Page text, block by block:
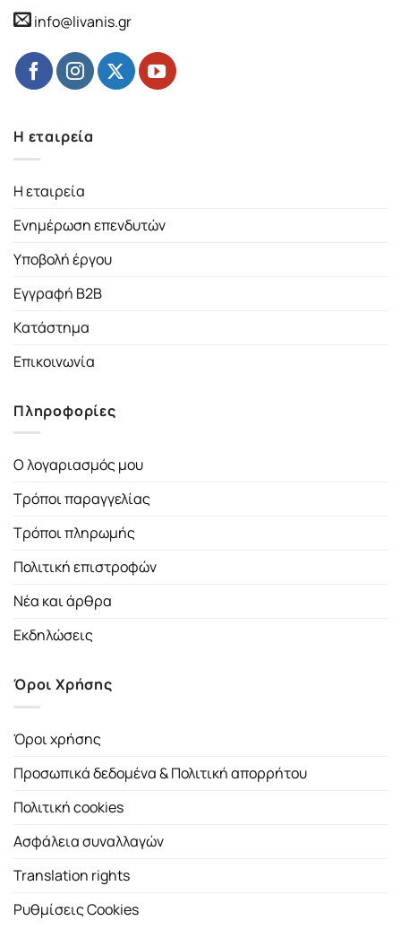
info@livanis.gr
Η εταιρεία
Η εταιρεία
Ενημέρωση επενδυτών
Υποβολή έργου
Εγγραφή B2B
Κατάστημα
Επικοινωνία
Πληροφορίες
Ο λογαριασμός μου
Τρόποι παραγγελίας
Τρόποι πληρωμής
Πολιτική επιστροφών
Νέα και άρθρα
Εκδηλώσεις
Όροι Χρήσης
Όροι χρήσης
Προσωπικά δεδομένα & Πολιτική απορρήτου
Πολιτική cookies
Ασφάλεια συναλλαγών
Translation rights
Ρυθμίσεις Cookies